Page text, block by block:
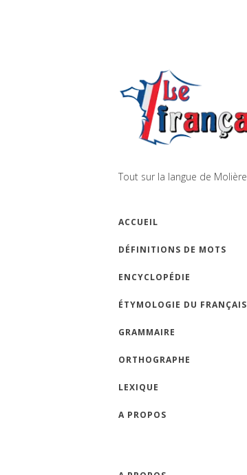
Tout sur la langue de Molière
ACCUEIL
DÉFINITIONS DE MOTS
ENCYCLOPÉDIE
ÉTYMOLOGIE DU FRANÇAIS
GRAMMAIRE
ORTHOGRAPHE
LEXIQUE
A PROPOS